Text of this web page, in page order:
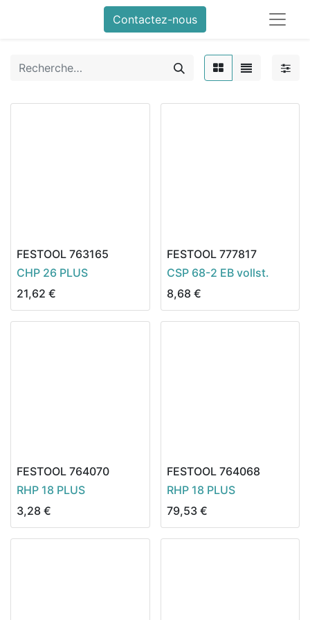
Contactez-nous
FESTOOL 763165
CHP 26 PLUS
21,62 €
FESTOOL 777817
CSP 68-2 EB vollst.
8,68 €
FESTOOL 764070
RHP 18 PLUS
3,28 €
FESTOOL 764068
RHP 18 PLUS
79,53€